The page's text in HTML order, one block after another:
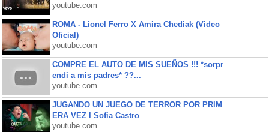
youtube.com
ROMA - Lionel Ferro X Amira Chediak (Video
Oficial)
youtube.com
COMPRE EL AUTO DE MIS SUEÑOS !!! *sorpr
endi a mis padres* ??...
youtube.com
JUGANDO UN JUEGO DE TERROR POR PRIM
ERA VEZ l Sofia Castro
youtube.com